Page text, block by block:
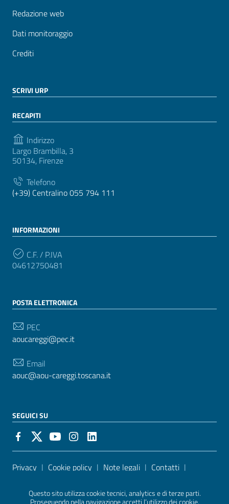
Questo sito utilizza cookie tecnici, analytics e di terze parti.
Redazione web
Dati monitoraggio
Crediti
SCRIVI URP
RECAPITI
Indirizzo
Largo Brambilla, 3
50134, Firenze
Telefono
(+39) Centralino 055 794 111
INFORMAZIONI
C.F. / P.IVA
04612750481
POSTA ELETTRONICA
PEC
aoucareggi@pec.it
Email
aouc@aou-careggi.toscana.it
SEGUICI SU
Sezione Link Utili
Privacy | Cookie policy | Note legali | Contatti |
grafico ItaliaWP2 | Basato sul Prototipo per siti PA di